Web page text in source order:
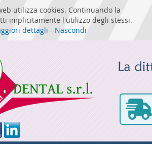
utilizza cookies. Continuando la
implicitamente l'utilizzo degli stessi. -
dettagli - Nascondi